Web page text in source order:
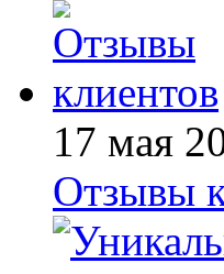
17 мая
Отзывы